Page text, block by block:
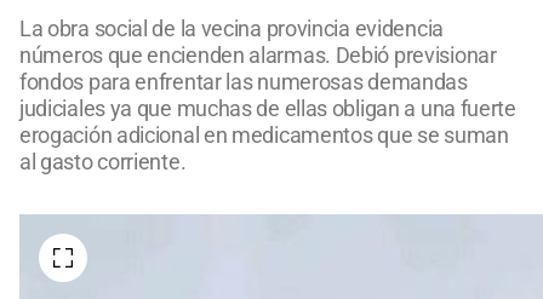
La obra social de la vecina provincia evidencia
números que encienden alarmas. Debió previsionar
fondos para enfrentar las numerosas demandas
judiciales ya que muchas de ellas obligan a una fuerte
erogación adicional en medicamentos que se suman
al gasto corriente.